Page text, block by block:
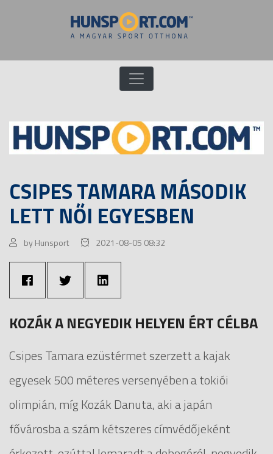
CSIPES TAMARA MÁSODIK
LETT NŐI EGYESBEN
by Hunsport 2021-08-05 08:32
KOZÁK A NEGYEDIK HELYEN ÉRT CÉLBA
Csipes Tamara ezüstérmet szerzett a kajak
egyesek 500 méteres versenyében a tokiói
olimpián, míg Kozák Danuta, aki a japán
fővárosba a szám kétszeres címvédőjeként